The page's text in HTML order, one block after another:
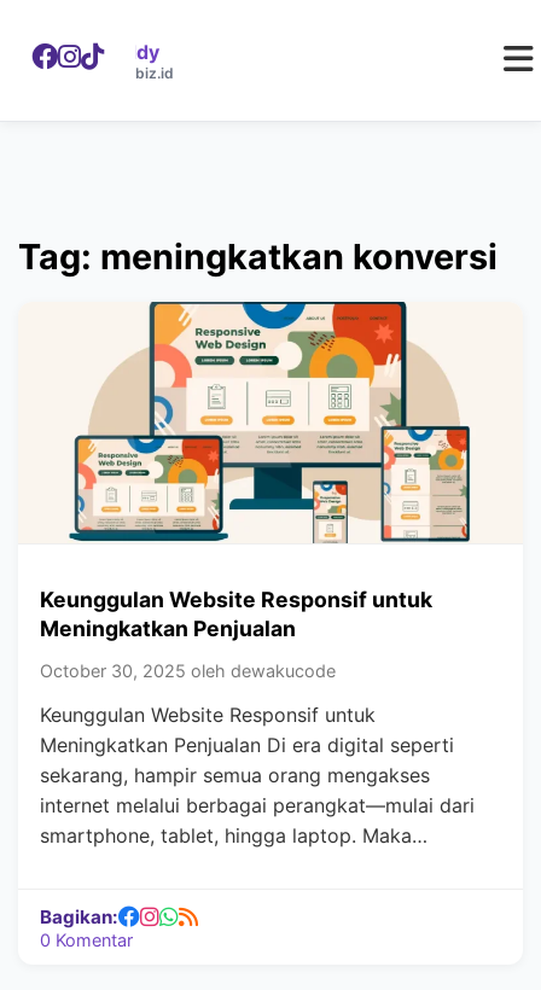
W WebDaddy
webdaddy.biz.id
Tag: meningkatkan konversi
Keunggulan Website Responsif untuk
Meningkatkan Penjualan
October 30, 2025 oleh dewakucode
Keunggulan Website Responsif untuk
Meningkatkan Penjualan Di era digital seperti
sekarang, hampir semua orang mengakses
internet melalui berbagai perangkat—mulai dari
smartphone, tablet, hingga laptop. Maka…
Bagikan:
0 Komentar